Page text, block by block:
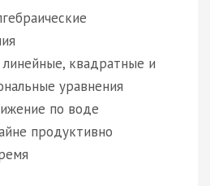
квадратные и
уравнения
по воде
продуктивно